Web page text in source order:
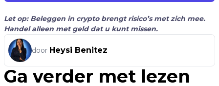
Let op: Beleggen in crypto brengt risico’s met zich mee.
Handel alleen met geld dat u kunt missen.
door Heysi Benitez
Ga verder met lezen